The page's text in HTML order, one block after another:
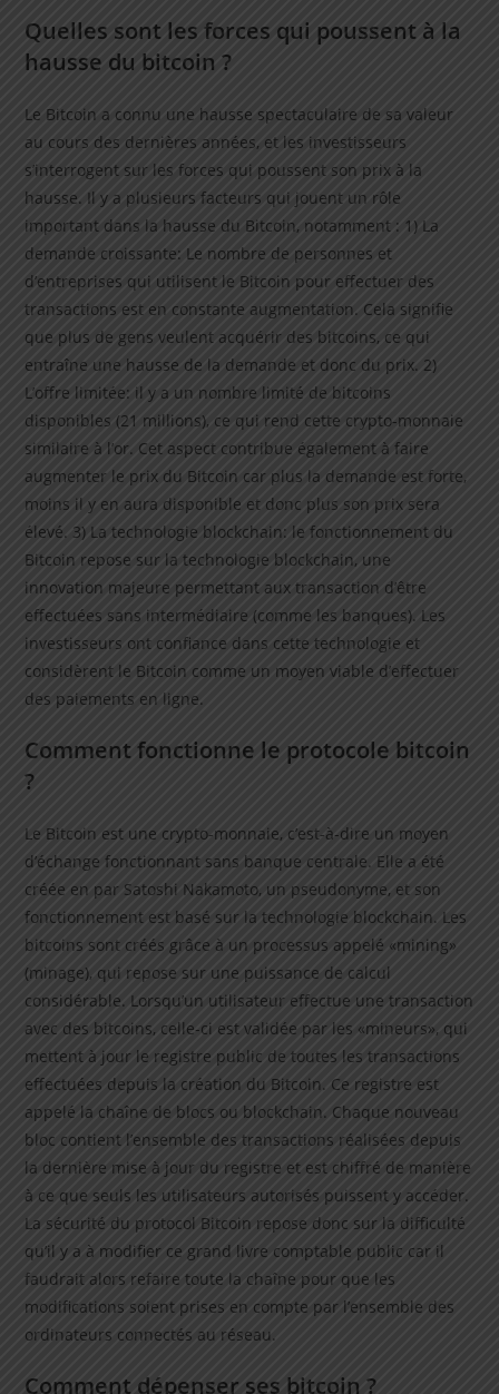
Quelles sont les forces qui poussent à la
hausse du bitcoin ?
Le Bitcoin a connu une hausse spectaculaire de sa valeur
au cours des dernières années, et les investisseurs
s’interrogent sur les forces qui poussent son prix à la
hausse. Il y a plusieurs facteurs qui jouent un rôle
important dans la hausse du Bitcoin, notamment : 1) La
demande croissante: Le nombre de personnes et
d’entreprises qui utilisent le Bitcoin pour effectuer des
transactions est en constante augmentation. Cela signifie
que plus de gens veulent acquérir des bitcoins, ce qui
entraîne une hausse de la demande et donc du prix. 2)
L’offre limitée: il y a un nombre limité de bitcoins
disponibles (21 millions), ce qui rend cette crypto-monnaie
similaire à l’or. Cet aspect contribue également à faire
augmenter le prix du Bitcoin car plus la demande est forte,
moins il y en aura disponible et donc plus son prix sera
élevé. 3) La technologie blockchain: le fonctionnement du
Bitcoin repose sur la technologie blockchain, une
innovation majeure permettant aux transaction d’être
effectuées sans intermédiaire (comme les banques). Les
investisseurs ont confiance dans cette technologie et
considèrent le Bitcoin comme un moyen viable d’effectuer
des paiements en ligne.
Comment fonctionne le protocole bitcoin
?
Le Bitcoin est une crypto-monnaie, c’est-à-dire un moyen
d’échange fonctionnant sans banque centrale. Elle a été
créée en par Satoshi Nakamoto, un pseudonyme, et son
fonctionnement est basé sur la technologie blockchain. Les
bitcoins sont créés grâce à un processus appelé «mining»
(minage), qui repose sur une puissance de calcul
considérable. Lorsqu’un utilisateur effectue une transaction
avec des bitcoins, celle-ci est validée par les «mineurs», qui
mettent à jour le registre public de toutes les transactions
effectuées depuis la création du Bitcoin. Ce registre est
appelé la chaîne de blocs ou blockchain. Chaque nouveau
bloc contient l’ensemble des transactions réalisées depuis
la dernière mise à jour du registre et est chiffré de manière
à ce que seuls les utilisateurs autorisés puissent y accéder.
La sécurité du protocol Bitcoin repose donc sur la difficulté
qu’il y a à modifier ce grand livre comptable public car il
faudrait alors refaire toute la chaîne pour que les
modifications soient prises en compte par l’ensemble des
ordinateurs connectés au réseau.
Comment dépenser ses bitcoin ?